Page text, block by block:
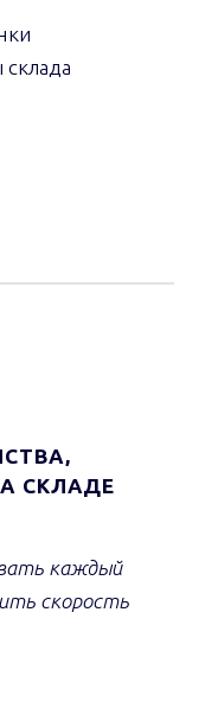
СКЛАДЕ
каждый
скорость